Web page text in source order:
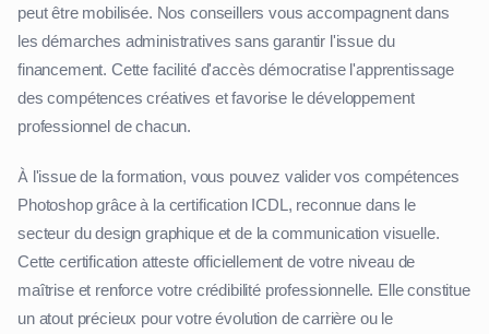
peut être mobilisée. Nos conseillers vous accompagnent dans
les démarches administratives sans garantir l'issue du
financement. Cette facilité d'accès démocratise l'apprentissage
des compétences créatives et favorise le développement
professionnel de chacun.
À l'issue de la formation, vous pouvez valider vos compétences
Photoshop grâce à la certification ICDL, reconnue dans le
secteur du design graphique et de la communication visuelle.
Cette certification atteste officiellement de votre niveau de
maîtrise et renforce votre crédibilité professionnelle. Elle constitue
un atout précieux pour votre évolution de carrière ou le